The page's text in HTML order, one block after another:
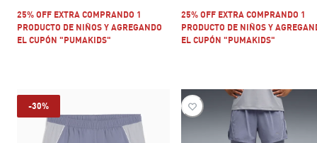
25% OFF EXTRA COMPRANDO 1
PRODUCTO DE NIÑOS Y AGREGANDO
EL CUPÓN "PUMAKIDS"
25% OFF EXTRA COMPRANDO 1
PRODUCTO DE NIÑOS Y
EL CUPÓN "PUMAKIDS"
-30%